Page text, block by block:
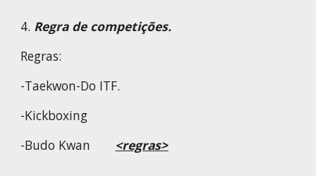
4. Regra de competições.
Regras:
-Taekwon-Do ITF.
-Kickboxing
-Budo Kwan <regras>